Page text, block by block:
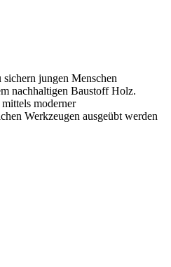
jungen Menschen
nachhaltigen Baustoff Holz.
moderner
Werkzeugen ausgeübt werden